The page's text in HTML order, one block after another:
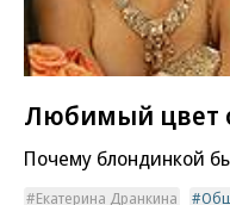
Любимый цвет
Почему блондинкой
Екатерина Дранкина